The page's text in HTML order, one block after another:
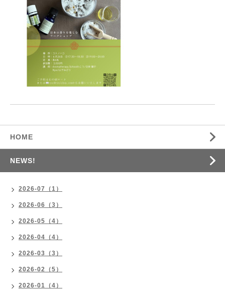
HOME
NEWS!
2026-07（1）
2026-06（3）
2026-05（4）
2026-04（4）
2026-03（3）
2026-02（5）
2026-01（4）